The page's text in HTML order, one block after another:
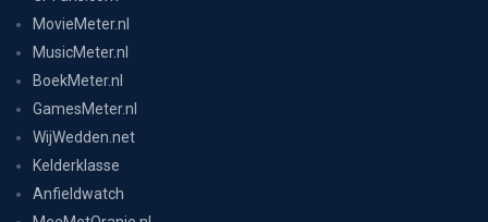
MovieMeter.nl
MusicMeter.nl
BoekMeter.nl
GamesMeter.nl
WijWedden.net
Kelderklasse
Anfieldwatch